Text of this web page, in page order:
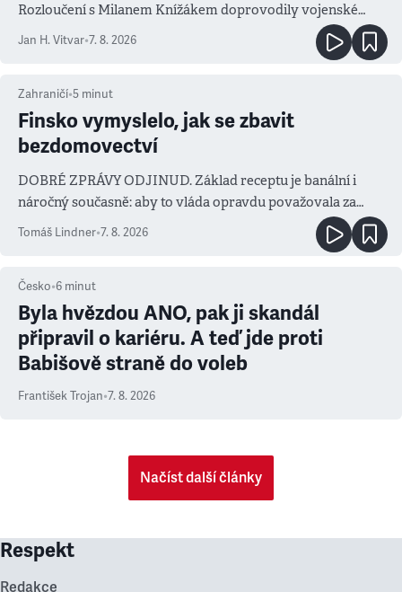
Rozloučení s Milanem Knížákem doprovodily vojenské
salvy i kritika pokrokářů
Jan H. Vitvar•7. 8. 2026
Zahraničí•5 minut
Finsko vymyslelo, jak se zbavit
bezdomovectví
DOBRÉ ZPRÁVY ODJINUD. Základ receptu je banální i
náročný současně: aby to vláda opravdu považovala za
prioritu
Tomáš Lindner•7. 8. 2026
Česko•6 minut
Byla hvězdou ANO, pak ji skandál
připravil o kariéru. A teď jde proti
Babišově straně do voleb
František Trojan•7. 8. 2026
Načíst další články
Respekt
Redakce